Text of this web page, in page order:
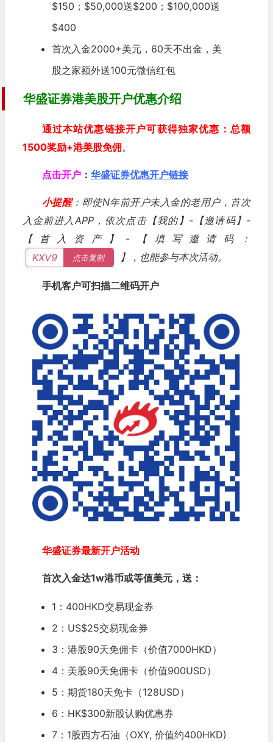
$150；$50,000送$200；$100,000送
$400
首次入金2000+美元，60天不出金，美
股之家额外送100元微信红包
华盛证券港美股开户优惠介绍
通过本站优惠链接开户可获得独家优惠：总额
1500奖励+港美股免佣。
点击开户： 华盛证券优惠开户链接
小提醒：即使N年前开户未入金的老用户，首次
入金前进入APP，依次点击【我的】-【邀请码】-
【首入资产】-【填写邀请码：
点击复制
KXV9 】，也能参与本次活动。
手机客户可扫描二维码开户
华盛证券最新开户活动
首次入金达1w港币或等值美元，送：
1：400HKD交易现金券
2：US$25交易现金券
3：港股90天免佣卡（价值7000HKD）
4：美股90天免佣卡（价值900USD）
5：期货180天免卡（128USD）
6：HK$300新股认购优惠券
7：1股西方石油（OXY, 价值约400HKD)